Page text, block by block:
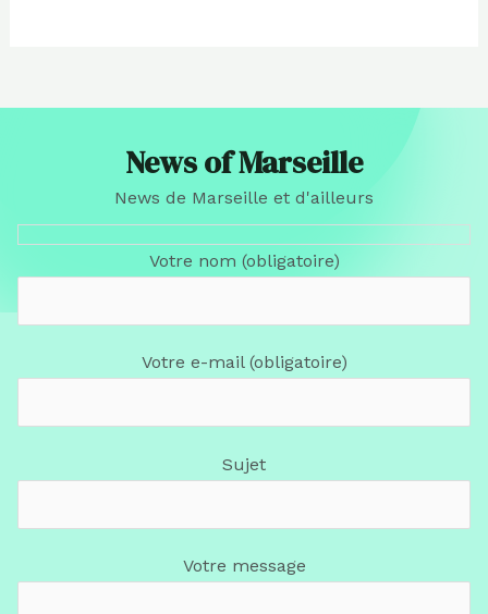
News of Marseille
News de Marseille et d'ailleurs
Votre nom (obligatoire)
Votre e-mail (obligatoire)
Sujet
Votre message